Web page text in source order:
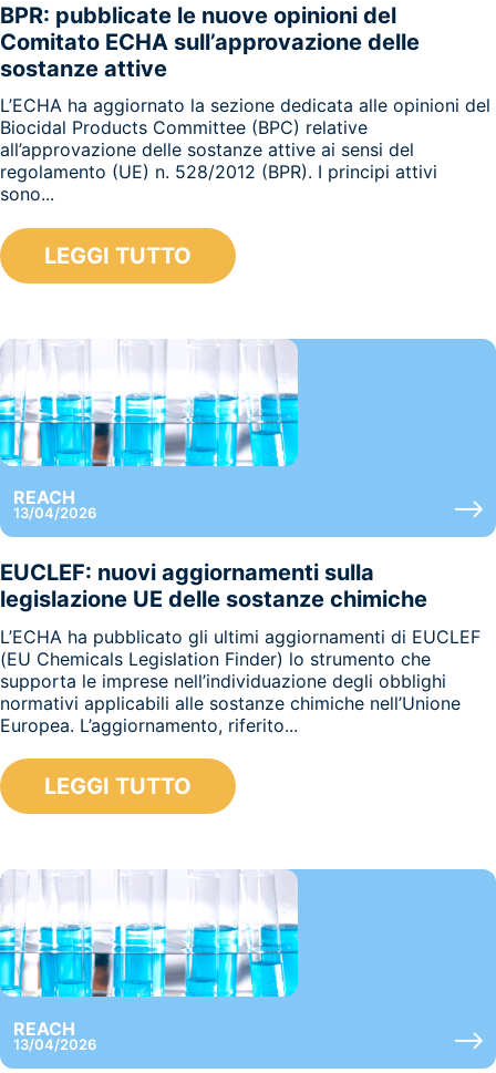
BPR: pubblicate le nuove opinioni del
Comitato ECHA sull’approvazione delle
sostanze attive
L’ECHA ha aggiornato la sezione dedicata alle opinioni del
Biocidal Products Committee (BPC) relative
all’approvazione delle sostanze attive ai sensi del
regolamento (UE) n. 528/2012 (BPR). I principi attivi
sono...
LEGGI TUTTO
REACH
13/04/2026
EUCLEF: nuovi aggiornamenti sulla
legislazione UE delle sostanze chimiche
L’ECHA ha pubblicato gli ultimi aggiornamenti di EUCLEF
(EU Chemicals Legislation Finder) lo strumento che
supporta le imprese nell’individuazione degli obblighi
normativi applicabili alle sostanze chimiche nell’Unione
Europea. L’aggiornamento, riferito...
LEGGI TUTTO
REACH
13/04/2026